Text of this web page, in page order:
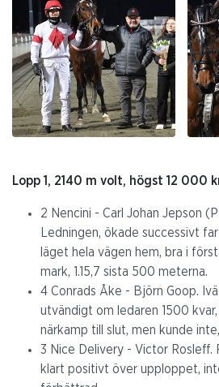
Lopp 1, 2140 m volt, högst 12 000
2 Nencini - Carl Johan Jepson
Ledningen, ökade successivt
läget hela vägen hem, bra i
mark, 1.15,7 sista 500 meterna.
4 Conrads Åke - Björn Goop.
utvändigt om ledaren 1500
närkamp till slut, men kunde
3 Nice Delivery - Victor Rosleff.
klart positivt över upploppet,